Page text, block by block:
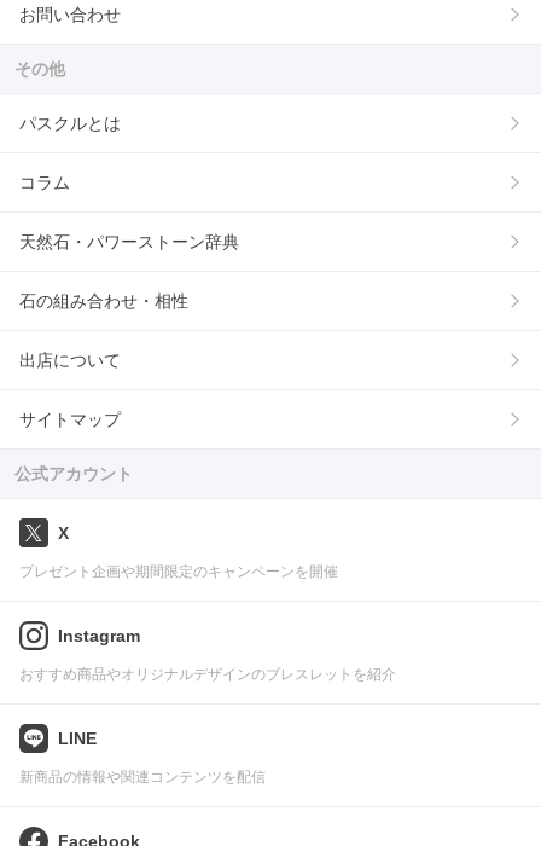
お問い合わせ
その他
パスクルとは
コラム
天然石・パワーストーン辞典
石の組み合わせ・相性
出店について
サイトマップ
公式アカウント
X
プレゼント企画や期間限定のキャンペーンを開催
Instagram
おすすめ商品やオリジナルデザインのブレスレットを紹介
LINE
新商品の情報や関連コンテンツを配信
Facebook